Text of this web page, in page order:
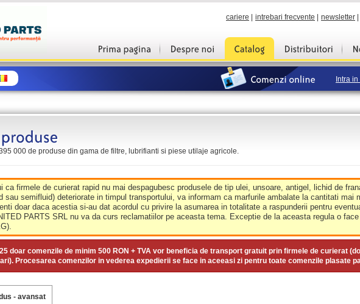
cariere intrebari frecvente newsletter
Intra
000 de produse din gama de filtre, lubrifianti si piese utilaje agricole.
ca firmele de curierat rapid nu mai despagubesc produsele de tip ulei, unsoare, antigel, lichid de
sau semifluid) deteriorate in timpul transportului, va informam ca marfurile ambalate la cantitati mai
doar daca acestia si-au dat acordul cu privire la asumarea in totalitate a raspunderii pentru
PARTS SRL nu va da curs reclamatiilor pe aceasta tema. Exceptie de la aceasta regula o
doar comenzile de minim 500 RON + TVA vor beneficia de transport gratuit prin firmele de curierat
Procesarea comenzilor in vederea expedierii se face in aceeasi zi pentru toate comenzile plasate
- avansat